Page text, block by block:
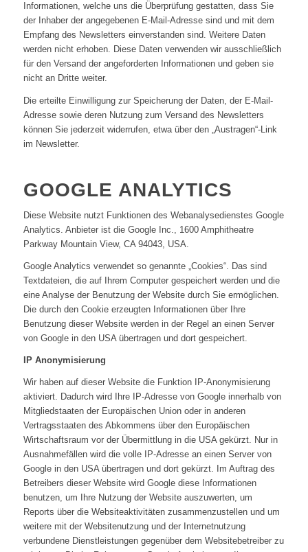
Informationen, welche uns die Überprüfung gestatten, dass Sie
der Inhaber der angegebenen E-Mail-Adresse sind und mit dem
Empfang des Newsletters einverstanden sind. Weitere Daten
werden nicht erhoben. Diese Daten verwenden wir ausschließlich
für den Versand der angeforderten Informationen und geben sie
nicht an Dritte weiter.
Die erteilte Einwilligung zur Speicherung der Daten, der E-Mail-
Adresse sowie deren Nutzung zum Versand des Newsletters
können Sie jederzeit widerrufen, etwa über den „Austragen“-Link
im Newsletter.
GOOGLE ANALYTICS
Diese Website nutzt Funktionen des Webanalysedienstes Google
Analytics. Anbieter ist die Google Inc., 1600 Amphitheatre
Parkway Mountain View, CA 94043, USA.
Google Analytics verwendet so genannte „Cookies“. Das sind
Textdateien, die auf Ihrem Computer gespeichert werden und die
eine Analyse der Benutzung der Website durch Sie ermöglichen.
Die durch den Cookie erzeugten Informationen über Ihre
Benutzung dieser Website werden in der Regel an einen Server
von Google in den USA übertragen und dort gespeichert.
IP Anonymisierung
Wir haben auf dieser Website die Funktion IP-Anonymisierung
aktiviert. Dadurch wird Ihre IP-Adresse von Google innerhalb von
Mitgliedstaaten der Europäischen Union oder in anderen
Vertragsstaaten des Abkommens über den Europäischen
Wirtschaftsraum vor der Übermittlung in die USA gekürzt. Nur in
Ausnahmefällen wird die volle IP-Adresse an einen Server von
Google in den USA übertragen und dort gekürzt. Im Auftrag des
Betreibers dieser Website wird Google diese Informationen
benutzen, um Ihre Nutzung der Website auszuwerten, um
Reports über die Websiteaktivitäten zusammenzustellen und um
weitere mit der Websitenutzung und der Internetnutzung
verbundene Dienstleistungen gegenüber dem Websitebetreiber zu